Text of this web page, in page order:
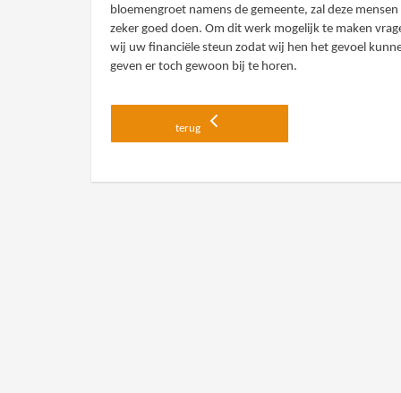
bloemengroet namens de gemeente, zal deze mensen
zeker goed doen. Om dit werk mogelijk te maken
wij uw financiële steun zodat wij hen het gevoel
geven er toch gewoon bij te horen.
terug